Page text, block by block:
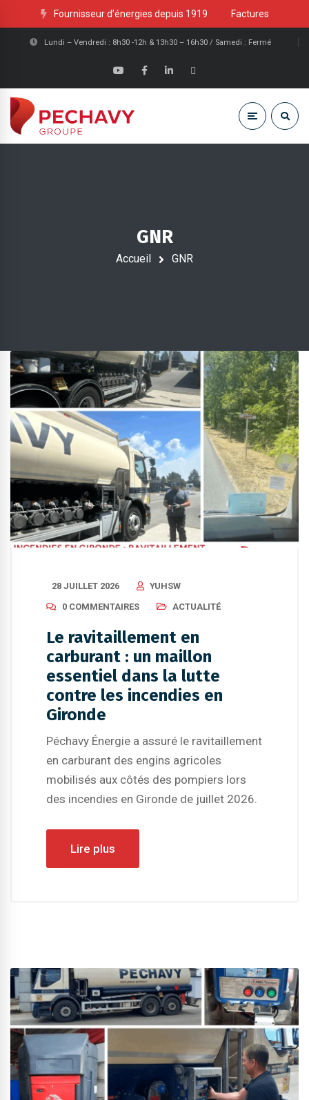
Fournisseur d’énergies depuis 1919 Factures
Lundi – Vendredi : 8h30 -12h & 13h30 – 16h30 / Samedi : Fermé
GNR
Accueil GNR
28 JUILLET 2026
YUHSW
0 COMMENTAIRES
ACTUALITÉ
Le ravitaillement en
carburant : un maillon
essentiel dans la lutte
contre les incendies en
Gironde
Péchavy Énergie a assuré le ravitaillement
en carburant des engins agricoles
mobilisés aux côtés des pompiers lors
des incendies en Gironde de juillet 2026.
Lire plus